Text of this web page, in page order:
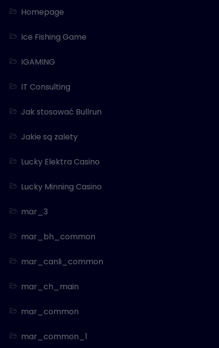
Homepage
Ice Fishing Game
IGAMING
IT Consulting
Jak stosować Bullrun
Jakie są zalety
Lucky Elektra Casino
Lucky Minning Casino
mar_3
mar_bh_common
mar_canli_common
mar_ch_main
mar_common
mar_common_1